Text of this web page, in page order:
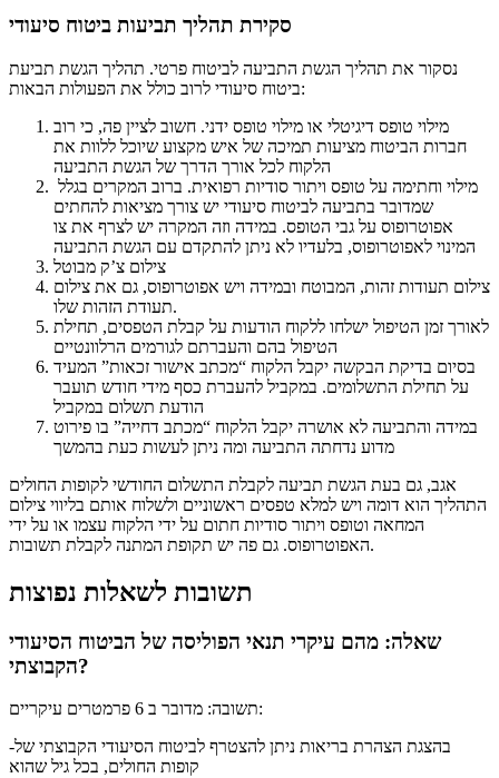
סקירת תהליך תביעות ביטוח סיעודי
נסקור את תהליך הגשת התביעה לביטוח פרטי. תהליך הגשת תביעת
ביטוח סיעודי לרוב כולל את הפעולות הבאות:
מילוי טופס דיגיטלי או מילוי טופס ידני. חשוב לציין פה, כי רוב
חברות הביטוח מציעות תמיכה של איש מקצוע שיוכל ללוות את
הלקוח לכל אורך הדרך של הגשת התביעה
שמדובר בתביעה לביטוח סיעודי יש צורך מציאות להחתים
אפוטרופוס על גבי הטופס. במידה וזה המקרה יש לצרף את צו
המינוי לאפוטרופוס, בלעדיו לא ניתן להתקדם עם הגשת התביעה
צילום צ’ק מבוטל
צילום תעודות זהות, המבוטח ובמידה ויש אפוטרופוס, גם את צילום
תעודת הזהות שלו.
לאורך זמן הטיפול ישלחו ללקוח הודעות על קבלת הטפסים, תחילת
הטיפול בהם והעברתם לגורמים הרלוונטיים
בסיום בדיקת הבקשה יקבל הלקוח “מכתב אישור זכאות” המעיד
על תחילת התשלומים. במקביל להעברת כסף מידי חודש תועבר
הודעת תשלום במקביל
במידה והתביעה לא אושרה יקבל הלקוח “מכתב דחייה” בו פירוט
מדוע נדחתה התביעה ומה ניתן לעשות כעת בהמשך
אגב, גם בעת הגשת תביעה לקבלת התשלום החודשי לקופות החולים
התהליך הוא דומה ויש למלא טפסים ראשוניים ולשלוח אותם בליווי צילום
המחאה וטופס ויתור סודיות חתום על ידי הלקוח עצמו או על ידי
האפוטרופוס. גם פה יש תקופת המתנה לקבלת תשובות.
תשובות לשאלות נפוצות
שאלה: מהם עיקרי תנאי הפוליסה של הביטוח הסיעודי
הקבוצתי?
תשובה: מדובר ב 6 פרמטרים עיקריים:
-בהצגת הצהרת בריאות ניתן להצטרף לביטוח הסיעודי הקבוצתי של
קופות החולים, בכל גיל שהוא